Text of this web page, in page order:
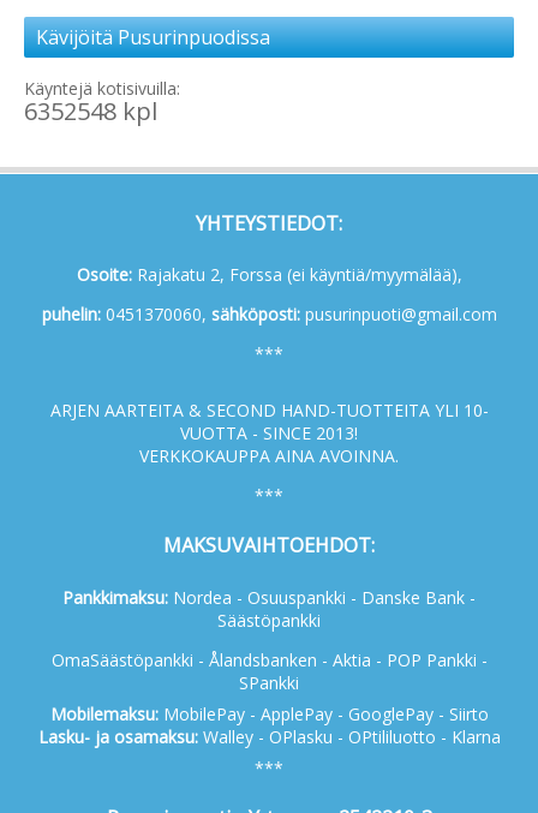
Kävijöitä Pusurinpuodissa
Käyntejä kotisivuilla:
6352548 kpl
YHTEYSTIEDOT:
Osoite:Rajakatu 2, Forssa (ei käyntiä/myymälää),
puhelin:0451370060, sähköposti:pusurinpuoti@gmail.com
***
ARJEN AARTEITA & SECOND HAND-TUOTTEITA YLI 10-
VUOTTA - SINCE 2013!
VERKKOKAUPPA AINA AVOINNA.
***
MAKSUVAIHTOEHDOT:
Pankkimaksu: Nordea - Osuuspankki - Danske Bank -
Säästöpankki
OmaSäästöpankki - Ålandsbanken - Aktia - POP Pankki -
SPankki
Mobilemaksu:MobilePay - ApplePay - GooglePay - Siirto
Lasku- ja osamaksu:Walley - OPlasku - OPtililuotto - Klarna
***